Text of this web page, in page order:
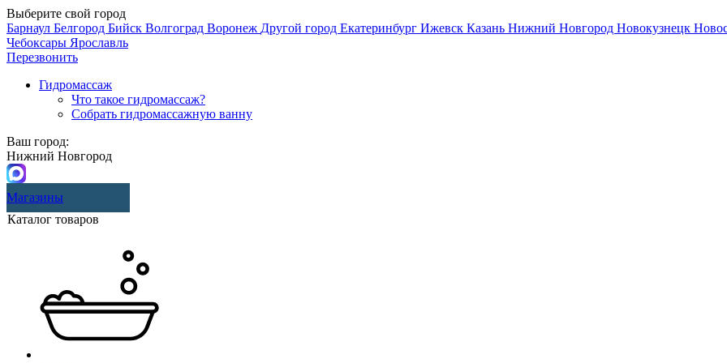
Выберите свой город
Барнаул Белгород Бийск Волгоград Воронеж Другой город Екатеринбург Ижевск Казань Нижний Новгород Новокузнецк
Чебоксары Ярославль
Перезвонить
Гидромассаж
Что такое гидромассаж?
Собрать гидромассажную ванну
Ваш город:
Нижний Новгород
Магазины
Каталог товаров